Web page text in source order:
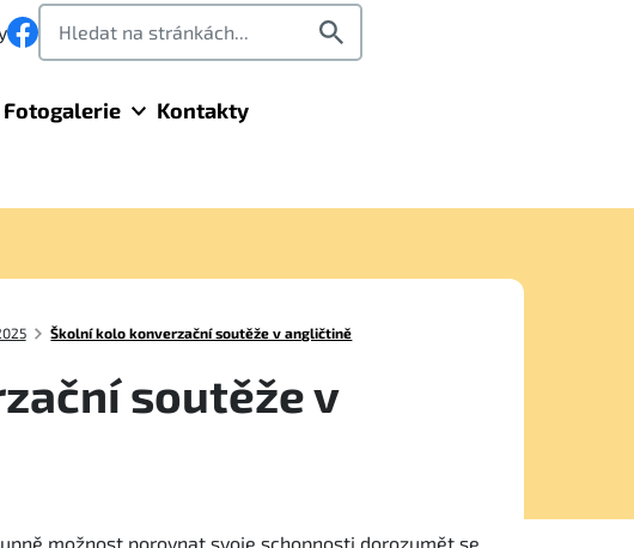
Fotogalerie Kontakty
Školní kolo konverzační soutěže v angličtině
soutěže v
možnost porovnat svoje schopnosti dorozumět se